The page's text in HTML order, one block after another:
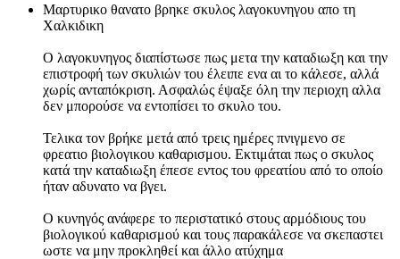
Μαρτυρικο θανατο βρηκε σκυλος λαγοκυνηγου απο τη
Χαλκιδικη
O λαγοκυνηγος διαπίστωσε πως μετα την καταδιωξη και την
επιστροφή των σκυλιών του έλειπε ενα αι το κάλεσε, αλλά
χωρίς ανταπόκριση. Ασφαλώς έψαξε όλη την περιοχη αλλα
δεν μπορούσε να εντοπίσει το σκυλο του.
Τελικα τον βρήκε μετά από τρεις ημέρες πνιγμενο σε
φρεατιο βιολογικου καθαρισμου. Εκτιμάται πως ο σκυλος
κατά την καταδιωξη έπεσε εντος του φρεατίου από το οποίο
ήταν αδυνατο να βγει.
Ο κυνηγός ανάφερε το περιστατικό στους αρμόδιους του
βιολογικού καθαρισμού και τους παρακάλεσε να σκεπαστει
ωστε να μην προκληθεί και άλλο ατύχημα